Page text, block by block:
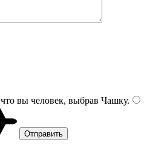
вы человек, выбрав Чашку.